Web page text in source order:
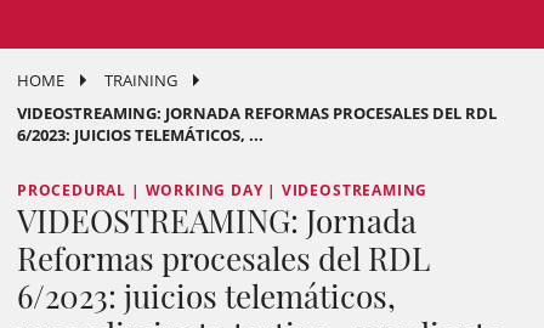
HOME
TRAINING
VIDEOSTREAMING: JORNADA REFORMAS PROCESALES DEL RDL
6/2023: JUICIOS TELEMÁTICOS, ...
PROCEDURAL | WORKING DAY | VIDEOSTREAMING
VIDEOSTREAMING: Jornada
Reformas procesales del RDL
6/2023: juicios telemáticos,